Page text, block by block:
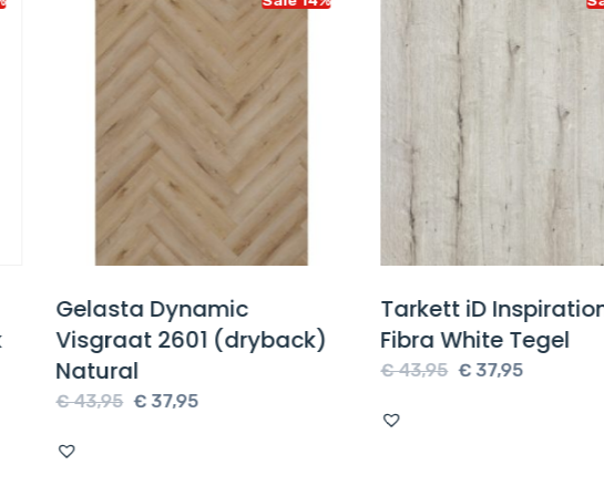
Gelasta Dynamic
Visgraat 2601 (dryback)
Natural
€43,95
Oorspronkelijke
€37,95Huidige
Tarkett iD
Fibra White Tegel
€43,95
Oorspronkelijke
€37,95Huidige